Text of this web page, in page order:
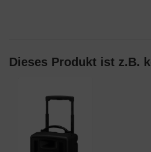
Dieses Produkt ist z.B.